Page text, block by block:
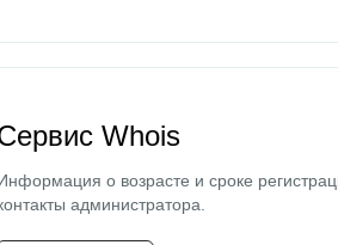
Whois
о возрасте и сроке
администратора.